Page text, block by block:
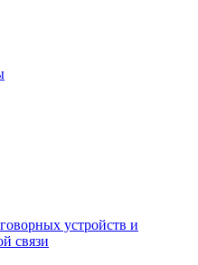
устройств и
связи